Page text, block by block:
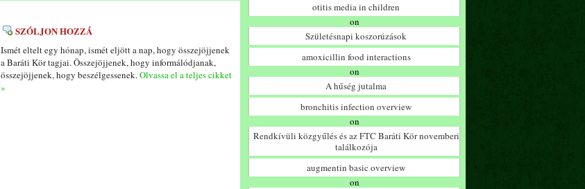
SZÓLJON HOZZÁ
Ismét eltelt egy hónap, ismét eljött a nap, hogy összejöjjenek
a Baráti Kör tagjai. Összejöjjenek, hogy informálódjanak,
összejöjjenek, hogy beszélgessenek.Olvassa el a teljes cikket
»
otitis media in children
on
Születésnapi koszorúzások
amoxicillin food interactions
on
A hűség jutalma
bronchitis infection overview
on
Rendkívüli közgyűlés és az FTC Baráti Kör novemberi
találkozója
augmentin basic overview
on